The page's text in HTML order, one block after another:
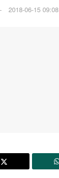
2018-06-15 09:08